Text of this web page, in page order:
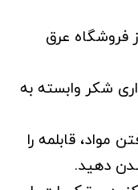
فروشگاه عرق
مقداری شکر وابسته به
قابلمه را
دهید.